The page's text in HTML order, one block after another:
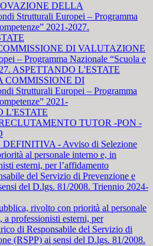
DELLA
Strutturali Europei – Programma
2021-2027.
DI VALUTAZIONE
– Programma Nazionale “Scuola e
ASPETTANDO L'ESTATE
COMMISSIONE DI
Strutturali Europei – Programma
2021-
L'ESTATE
TUTOR -PON -
- Avviso di Selezione
al personale interno e, in
esterni, per l’affidamento
del Servizio di Prevenzione e
del D.lgs. 81/2008. Triennio 2024-
rivolto con priorità al personale
a professionisti esterni, per
di Responsabile del Servizio di
(RSPP) ai sensi del D.lgs. 81/2008.